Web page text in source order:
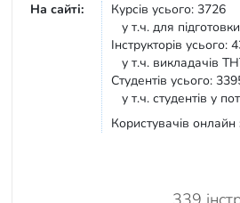
На сайті:
Курсів усього: 3726
у т.ч. для
Інструкторів усього:
у т.ч. викладачів
Студентів усього:
у т.ч. студентів у
Користувачів онлайн